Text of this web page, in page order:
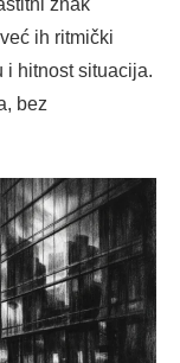
znak
ih ritmički
i hitnost situacija.
bez